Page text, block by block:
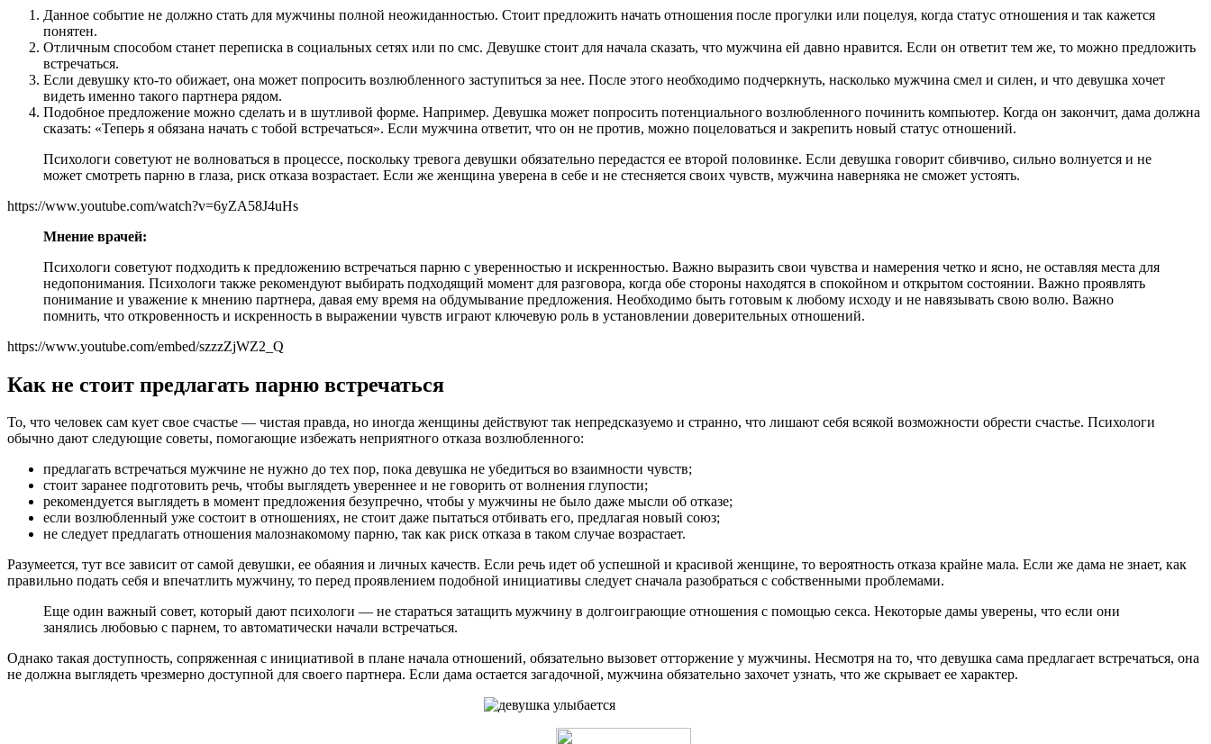
Данное событие не должно стать для мужчины полной неожиданностью. Стоит предложить начать отношения после прогулки или поцелуя, когда статус отношения и так кажется
понятен.
Отличным способом станет переписка в социальных сетях или по смс. Девушке стоит для начала сказать, что мужчина ей давно нравится. Если он ответит тем же, то можно предложить
встречаться.
Если девушку кто-то обижает, она может попросить возлюбленного заступиться за нее. После этого необходимо подчеркнуть, насколько мужчина смел и силен, и что девушка хочет
видеть именно такого партнера рядом.
Подобное предложение можно сделать и в шутливой форме. Например. Девушка может попросить потенциального возлюбленного починить компьютер. Когда он закончит, дама должна
сказать: «Теперь я обязана начать с тобой встречаться». Если мужчина ответит, что он не против, можно поцеловаться и закрепить новый статус отношений.
Психологи советуют не волноваться в процессе, поскольку тревога девушки обязательно передастся ее второй половинке. Если девушка говорит сбивчиво, сильно волнуется и не
может смотреть парню в глаза, риск отказа возрастает. Если же женщина уверена в себе и не стесняется своих чувств, мужчина наверняка не сможет устоять.
https://www.youtube.com/watch?v=6yZA58J4uHs
Мнение врачей:
Психологи советуют подходить к предложению встречаться парню с уверенностью и искренностью. Важно выразить свои чувства и намерения четко и ясно, не оставляя места для
недопонимания. Психологи также рекомендуют выбирать подходящий момент для разговора, когда обе стороны находятся в спокойном и открытом состоянии. Важно проявлять
понимание и уважение к мнению партнера, давая ему время на обдумывание предложения. Необходимо быть готовым к любому исходу и не навязывать свою волю. Важно
помнить, что откровенность и искренность в выражении чувств играют ключевую роль в установлении доверительных отношений.
https://www.youtube.com/embed/szzzZjWZ2_Q
Как не стоит предлагать парню встречаться
То, что человек сам кует свое счастье — чистая правда, но иногда женщины действуют так непредсказуемо и странно, что лишают себя всякой возможности обрести счастье. Психологи
обычно дают следующие советы, помогающие избежать неприятного отказа возлюбленного:
предлагать встречаться мужчине не нужно до тех пор, пока девушка не убедиться во взаимности чувств;
стоит заранее подготовить речь, чтобы выглядеть увереннее и не говорить от волнения глупости;
рекомендуется выглядеть в момент предложения безупречно, чтобы у мужчины не было даже мысли об отказе;
если возлюбленный уже состоит в отношениях, не стоит даже пытаться отбивать его, предлагая новый союз;
не следует предлагать отношения малознакомому парню, так как риск отказа в таком случае возрастает.
Разумеется, тут все зависит от самой девушки, ее обаяния и личных качеств. Если речь идет об успешной и красивой женщине, то вероятность отказа крайне мала. Если же дама не знает, как
правильно подать себя и впечатлить мужчину, то перед проявлением подобной инициативы следует сначала разобраться с собственными проблемами.
Еще один важный совет, который дают психологи — не стараться затащить мужчину в долгоиграющие отношения с помощью секса. Некоторые дамы уверены, что если они
занялись любовью с парнем, то автоматически начали встречаться.
Однако такая доступность, сопряженная с инициативой в плане начала отношений, обязательно вызовет отторжение у мужчины. Несмотря на то, что девушка сама предлагает встречаться, она
не должна выглядеть чрезмерно доступной для своего партнера. Если дама остается загадочной, мужчина обязательно захочет узнать, что же скрывает ее характер.